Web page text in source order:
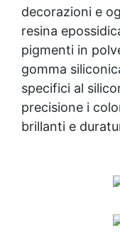
decorazioni e
resina
pigmenti in
gomma
specifici al
precisione i
brillanti e